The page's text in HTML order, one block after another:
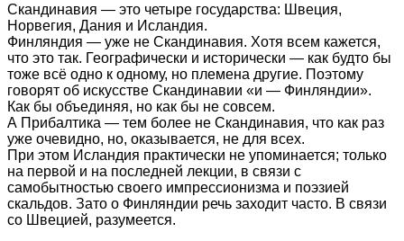
Скандинавия — это четыре государства: Швеция,
Норвегия, Дания и Исландия.
Финляндия — уже не Скандинавия. Хотя всем кажется,
что это так. Географически и исторически — как будто бы
тоже всё одно к одному, но племена другие. Поэтому
говорят об искусстве Скандинавии «и — Финляндии».
Как бы объединяя, но как бы не совсем.
А Прибалтика — тем более не Скандинавия, что как раз
уже очевидно, но, оказывается, не для всех.
При этом Исландия практически не упоминается; только
на первой и на последней лекции, в связи с
самобытностью своего импрессионизма и поэзией
скальдов. Зато о Финляндии речь заходит часто. В связи
со Швецией, разумеется.